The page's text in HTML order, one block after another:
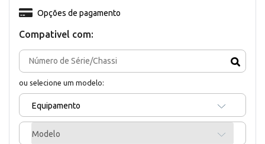
Compativel com:
ou selecione um modelo:
Equipamento
Modelo
Opções de pagamento